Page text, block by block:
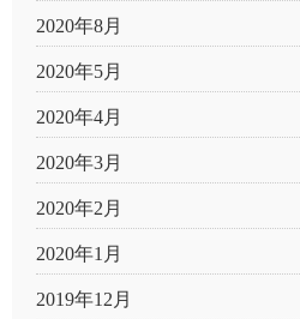
2020年8月
2020年5月
2020年4月
2020年3月
2020年2月
2020年1月
2019年12月